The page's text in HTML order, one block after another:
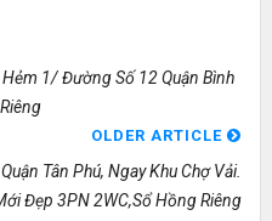
1/ Đường Số 12 Quận Bình
OLDER ARTICLE
Tân Phú, Ngay Khu Chợ Vải.
Đẹp 3PN 2WC,sổ Hồng Riêng